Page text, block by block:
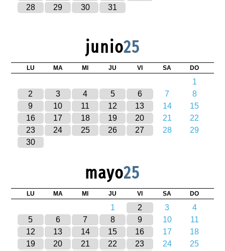
28
29 30 31
junio25
LU MA MI JU VI SA DO
1
2
3 4 5 6 7
8
9
10 11 12 13 14
15
16
17 18 19 20 21
22
23
24 25 26 27 28
29
30
mayo25
LU MA MI JU VI SA DO
1 2 3
4
5
6 7 8 9 10
11
12
13 14 15 16 17
18
19
20 21 22 23 24
25